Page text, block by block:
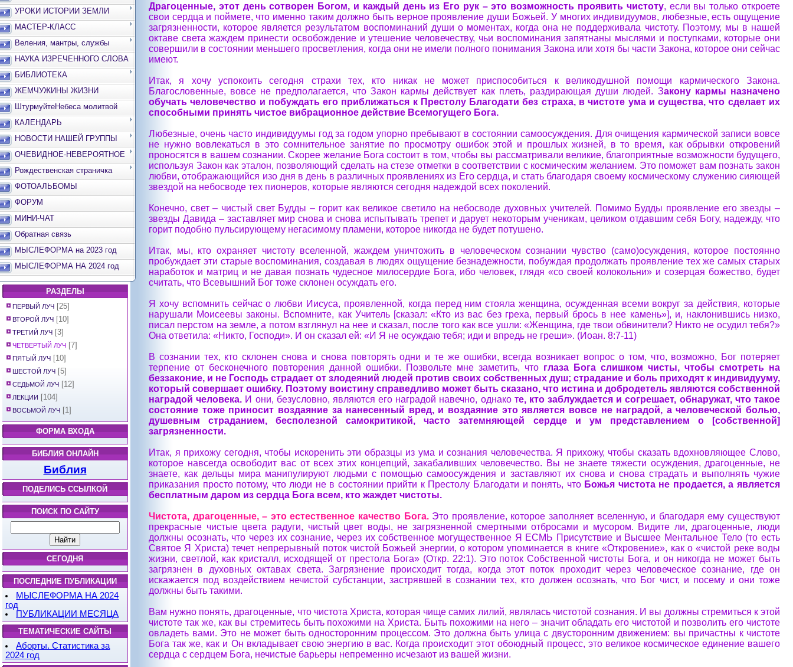
УРОКИ ИСТОРИИ ЗЕМЛИ
МАСТЕР-КЛАСС
Веления, мантры, службы
НАУКА ИЗРЕЧЕННОГО СЛОВА
БИБЛИОТЕКА
ЖЕМЧУЖИНЫ ЖИЗНИ
ШтурмуйтеНебеса молитвой
КАЛЕНДАРЬ
НОВОСТИ НАШЕЙ ГРУППЫ
ОЧЕВИДНОЕ-НЕВЕРОЯТНОЕ
Рождественская страничка
ФОТОАЛЬБОМЫ
ФОРУМ
МИНИ-ЧАТ
Обратная связь
МЫСЛЕФОРМА на 2023 год
МЫСЛЕФОРМА НА 2024 год
РАЗДЕЛЫ
ПЕРВЫЙ ЛУЧ [25]
ВТОРОЙ ЛУЧ [10]
ТРЕТИЙ ЛУЧ [3]
ЧЕТВЕРТЫЙ ЛУЧ [7]
ПЯТЫЙ ЛУЧ [10]
ШЕСТОЙ ЛУЧ [5]
СЕДЬМОЙ ЛУЧ [12]
ЛЕКЦИИ [104]
ВОСЬМОЙ ЛУЧ [1]
ФОРМА ВХОДА
БИБЛИЯ ОНЛАЙН
Библия
ПОДЕЛИСЬ ССЫЛКОЙ
ПОИСК ПО САЙТУ
СЕГОДНЯ
ПОСЛЕДНИЕ ПУБЛИКАЦИИ
МЫСЛЕФОРМА НА 2024
год
ПУБЛИКАЦИИ МЕСЯЦА
ТЕМАТИЧЕСКИЕ САЙТЫ
Аборты. Статистика за
2024 год
Драгоценные, этот день сотворен Богом, и каждый день из Его рук – это возможность проявить чистоту, если вы только откроете
свои сердца и поймете, что именно таким должно быть верное проявление души Божьей. У многих индивидуумов, любезные, есть ощущение
загрязненности, которое является результатом воспоминаний души о моментах, когда она не поддерживала чистоту. Поэтому, мы в нашей
октаве света жаждем принести освобождение и утешение человечеству, чьи воспоминания запятнаны мыслями и поступками, которые они
совершили в состоянии меньшего просветления, когда они не имели полного понимания Закона или хотя бы части Закона, которое они сейчас
имеют.
Итак, я хочу успокоить сегодня страхи тех, кто никак не может приспособиться к великодушной помощи кармического Закона.
Благословенные, вовсе не предполагается, что Закон кармы действует как плеть, раздирающая души людей. Закону кармы назначено
обучать человечество и побуждать его приближаться к Престолу Благодати без страха, в чистоте ума и существа, что сделает их
способными принять чистое вибрационное действие Всемогущего Бога.
Любезные, очень часто индивидуумы год за годом упорно пребывают в состоянии самоосуждения. Для очищения кармической записи вовсе
не нужно вовлекаться в это сомнительное занятие по просмотру ошибок этой и прошлых жизней, в то время, как обрывки откровений
проносятся в вашем сознании. Скорее желание Бога состоит в том, чтобы вы рассматривали великие, благоприятные возможности будущего,
используя Закон как эталон, позволяющий сделать на стезе отметки в соответствии с космическим желанием. Это поможет вам познать закон
любви, отображающийся изо дня в день в различных проявлениях из Его сердца, и стать благодаря своему космическому служению сияющей
звездой на небосводе тех пионеров, которые являются сегодня надеждой всех поколений.
Конечно, свет – чистый свет Будды – горит как великое светило на небосводе духовных учителей. Помимо Будды проявление его звезды –
звезды Давида – заставляет мир снова и снова испытывать трепет и дарует некоторым ученикам, целиком отдавшим себя Богу, надежду, что
горит подобно пульсирующему негасимому пламени, которое никогда не будет потушено.
Итак, мы, кто охраняет чистоту вселенной, жаждем уничтожить в человеческом сознании чувство (само)осуждения, которое постоянно
пробуждает эти старые воспоминания, создавая в людях ощущение безнадежности, побуждая продолжать проявление тех же самых старых
наработок и матриц и не давая познать чудесное милосердие Бога, ибо человек, глядя «со своей колокольни» и созерцая божество, будет
считать, что Всевышний Бог тоже склонен осуждать его.
Я хочу вспомнить сейчас о любви Иисуса, проявленной, когда перед ним стояла женщина, осужденная всеми вокруг за действия, которые
нарушали Моисеевы законы. Вспомните, как Учитель [сказал: «Кто из вас без греха, первый брось в нее камень»], и, наклонившись низко,
писал перстом на земле, а потом взглянул на нее и сказал, после того как все ушли: «Женщина, где твои обвинители? Никто не осудил тебя?»
Она ответила: «Никто, Господи». И он сказал ей: «И Я не осуждаю тебя; иди и впредь не греши». (Иоан. 8:7-11)
В сознании тех, кто склонен снова и снова повторять одни и те же ошибки, всегда возникает вопрос о том, что, возможно, Бог потеряет
терпение от бесконечного повторения данной ошибки. Позвольте мне заметить, что глаза Бога слишком чисты, чтобы смотреть на
беззаконие, и не Господь страдает от злодеяний людей против своих собственных душ; страдание и боль приходят к индивидууму,
который совершает ошибку. Поэтому воистину справедливо может быть сказано, что истина и добродетель являются собственной
наградой человека. И они, безусловно, являются его наградой навечно, однако те, кто заблуждается и согрешает, обнаружат, что такое
состояние тоже приносит воздаяние за нанесенный вред, и воздаяние это является вовсе не наградой, а человеческой болью,
душевным страданием, бесполезной самокритикой, часто затемняющей сердце и ум представлением о [собственной]
загрязненности.
Итак, я прихожу сегодня, чтобы искоренить эти образцы из ума и сознания человечества. Я прихожу, чтобы сказать вдохновляющее Слово,
которое навсегда освободит вас от всех этих концепций, закабаливших человечество. Вы не знаете тяжести осуждения, драгоценные, не
знаете, как дельцы мира манипулируют людьми с помощью самоосуждения и заставляют их снова и снова страдать и выполнять чужие
приказания просто потому, что люди не в состоянии прийти к Престолу Благодати и понять, что Божья чистота не продается, а является
бесплатным даром из сердца Бога всем, кто жаждет чистоты.
Чистота, драгоценные, – это естественное качество Бога.Это проявление, которое заполняет вселенную, и благодаря ему существуют
прекрасные чистые цвета радуги, чистый цвет воды, не загрязненной смертными отбросами и мусором. Видите ли, драгоценные, люди
должны осознать, что через их сознание, через их собственное могущественное Я ЕСМЬ Присутствие и Высшее Ментальное Тело (то есть
Святое Я Христа) течет непрерывный поток чистой Божьей энергии, о котором упоминается в книге «Откровение», как о «чистой реке воды
жизни, светлой, как кристалл, исходящей от престола Бога» (Откр. 22:1). Это поток Собственной чистоты Бога, и он никогда не может быть
загрязнен в духовных октавах света. Загрязнение происходит тогда, когда этот поток проходит через человеческое сознание, где он
искажается под воздействием нечистой субстанции, застрявшей в сознании тех, кто должен осознать, что Бог чист, и посему и они тоже
должны быть такими.
Вам нужно понять, драгоценные, что чистота Христа, которая чище самих лилий, являлась чистотой сознания. И вы должны стремиться к этой
чистоте так же, как вы стремитесь быть похожими на Христа. Быть похожими на него – значит обладать его чистотой и позволить его чистоте
овладеть вами. Это не может быть односторонним процессом. Это должна быть улица с двусторонним движением: вы причастны к чистоте
Бога так же, как и Он вкладывает свою энергию в вас. Когда происходит этот обоюдный процесс, это великое космическое единение вашего
сердца с сердцем Бога, нечистые барьеры непременно исчезают из вашей жизни.